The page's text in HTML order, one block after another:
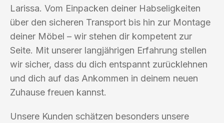
Larissa. Vom Einpacken deiner Habseligkeiten
über den sicheren Transport bis hin zur Montage
deiner Möbel – wir stehen dir kompetent zur
Seite. Mit unserer langjährigen Erfahrung stellen
wir sicher, dass du dich entspannt zurücklehnen
und dich auf das Ankommen in deinem neuen
Zuhause freuen kannst.
Unsere Kunden schätzen besonders unsere